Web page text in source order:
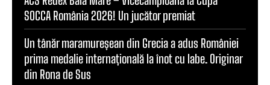
SOCCA România 2026! Un jucător premiat
Un tânăr maramureșean din Grecia a adus României
prima medalie internațională la înot cu labe. Originar
din Rona de Sus